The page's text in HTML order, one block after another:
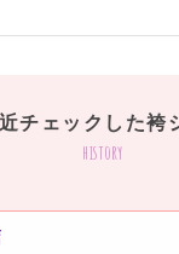
チェックした袴
history